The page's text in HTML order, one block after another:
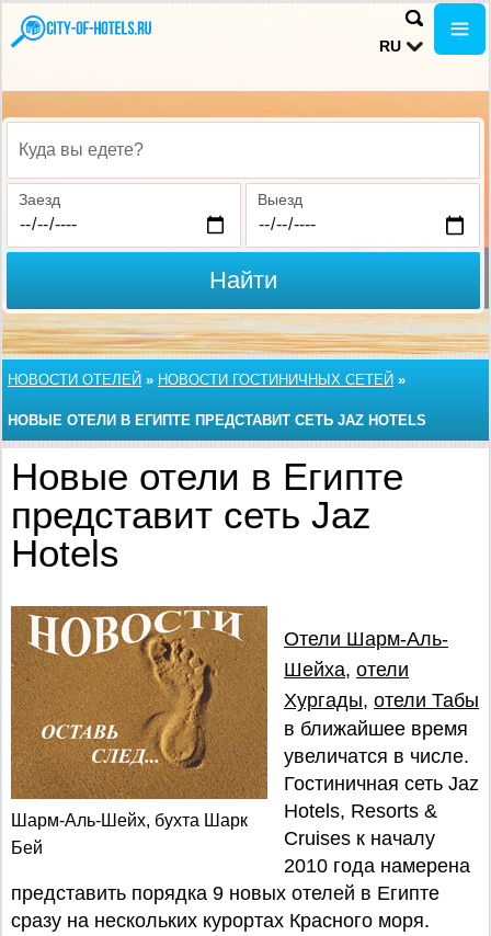
RU
Куда вы едете?
Заезд Выезд
Найти
НОВОСТИ ОТЕЛЕЙ » НОВОСТИ ГОСТИНИЧНЫХ СЕТЕЙ »
НОВЫЕ ОТЕЛИ В ЕГИПТЕ ПРЕДСТАВИТ СЕТЬ JAZ HOTELS
Новые отели в Египте
представит сеть Jaz
Hotels
Шарм-Аль-Шейх, бухта Шарк
Бей
Отели Шарм-Аль-
Шейха, отели
Хургады, отели Табы
в ближайшее время
увеличатся в числе.
Гостиничная сеть Jaz
Hotels, Resorts &
Cruises к началу
2010 года намерена
представить порядка 9 новых отелей в Египте
сразу на нескольких курортах Красного моря.